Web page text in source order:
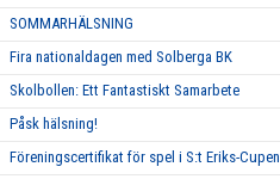
SOMMARHÄLSNING
Fira nationaldagen med Solberga BK
Skolbollen: Ett Fantastiskt Samarbete
Påsk hälsning!
Föreningscertifikat för spel i S:t Eriks-Cupen